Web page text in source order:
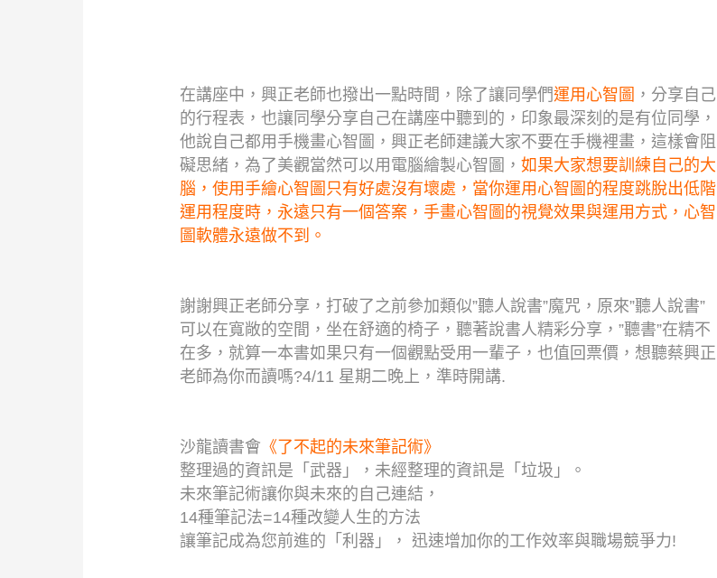
在講座中，興正老師也撥出一點時間，除了讓同學們運用心智圖 ，分享自己
的行程表，也讓同學分享自己在講座中聽到的，印象最深刻的是有位同學，
他說自己都用手機畫心智圖，興正老師建議大家不要在手機裡畫，這樣會阻
礙思緒，為了美觀當然可以用電腦繪製心智圖， 如果大家想要訓練自己的大
腦，使用手繪心智圖只有好處沒有壞處，當你運用心智圖的程度跳脫出低階
運用程度時，永遠只有一個答案，手畫心智圖的視覺效果與運用方式，心智
圖軟體永遠做不到。
謝謝興正老師分享，打破了之前參加類似”聽人說書”魔咒，原來”聽人說書”
可以在寬敞的空間，坐在舒適的椅子，聽著說書人精彩分享，”聽書”在精不
在多，就算一本書如果只有一個觀點受用一輩子，也值回票價，想聽蔡興正
老師為你而讀嗎?4/11 星期二晚上，準時開講.
沙龍讀書會 《了不起的未來筆記術》
整理過的資訊是「武器」，未經整理的資訊是「垃圾」。
未來筆記術讓你與未來的自己連結，
14種筆記法=14種改變人生的方法
讓筆記成為您前進的「利器」， 迅速增加你的工作效率與職場競爭力!